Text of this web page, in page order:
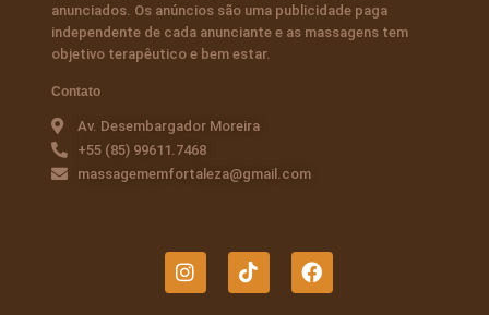
anunciados. Os anúncios são uma publicidade paga
independente de cada anunciante e as massagens tem
objetivo terapêutico e bem estar.
Contato
Av. Desembargador Moreira
+55 (85) 99611.7468
massagememfortaleza@gmail.com
I
n
T
i
F
a